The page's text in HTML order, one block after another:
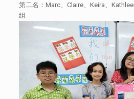
第二名：Marc、Claire、Keira、
组